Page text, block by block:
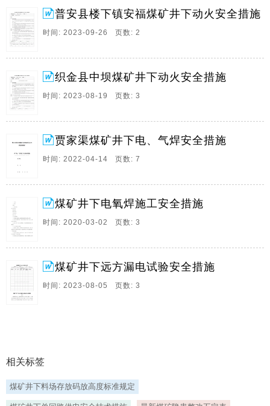
进行回撤,为确保回撤工作安全进行,特制定以下安全技术
措。
15、华坪定华能源有限责任公司剥皮芝煤矿井下电气焊
作业施工安全技术措施审核,编制,二0一五年一月七日矿
会审意见,矿长审批意见,技术负责人审批意见,会审人员
签名,安全副矿长,生产副矿长。
16、县,实业有限公司,煤矿安全隐患自检自改方案及安
全技术措施编制日期,年月日,县,实业有限公司,煤矿安全
隐患自检自改方案及安全技术措施为认真贯彻落实云南
省安全生产委员会。
17、淖尔壕煤矿井下电缆敷设安全技术措施根据公司安
排,综采区负责以下地点电缆敷设工作,为确保施工期间的
安全,特制订如下措施,一,施工时间,2024年4月20日开始
电缆敷设二,施工地点,1410运输顺槽0,250m,东西运输大
巷36504050m等。
18、玖圆煤矿井下动火作业安全技术措施为保障井下生
产系统安全生产,防止电焊引发火灾,瓦斯,煤尘爆炸等事
故,根据煤矿安全规程相关要求,特制定动火安全技术措
施,一,人员安排与职责1,指定为现场电焊作。
度的升高,井下部分采面及机电设备硐室温度。
20、煤矿井下预防性试验安全技术措施编制单位,机电运
输科编制人,编制时间,年,月,日煤矿井下预防性试验安全
普安县楼下镇安福煤矿井下动火安全措施
时间: 2023-09-26 页数: 2
织金县中坝煤矿井下动火安全措施
时间: 2023-08-19 页数: 3
贾家渠煤矿井下电、气焊安全措施
时间: 2022-04-14 页数: 7
煤矿井下电氧焊施工安全措施
时间: 2020-03-02 页数: 3
煤矿井下远方漏电试验安全措施
时间: 2023-08-05 页数: 3
相关标签
煤矿井下料场存放码放高度标准规定